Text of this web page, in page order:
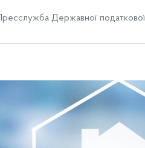
Пресслужба Державної